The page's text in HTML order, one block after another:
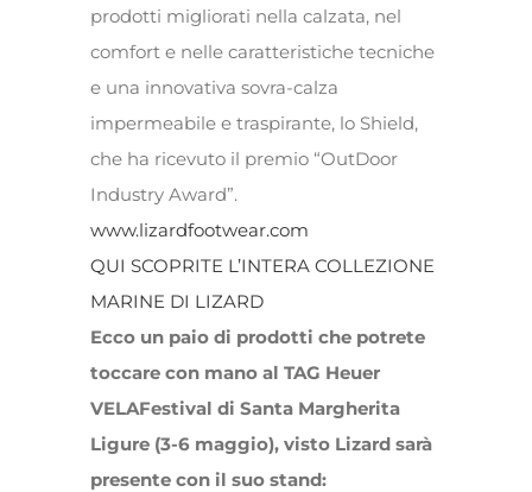
prodotti migliorati nella calzata, nel
comfort e nelle caratteristiche tecniche
e una innovativa sovra-calza
impermeabile e traspirante, lo Shield,
che ha ricevuto il premio “OutDoor
Industry Award”.
www.lizardfootwear.com
QUI SCOPRITE L’INTERA COLLEZIONE
MARINE DI LIZARD
Ecco un paio di prodotti che potrete
toccare con mano al TAG Heuer
VELAFestival di Santa Margherita
Ligure (3-6 maggio), visto Lizard sarà
presente con il suo stand: